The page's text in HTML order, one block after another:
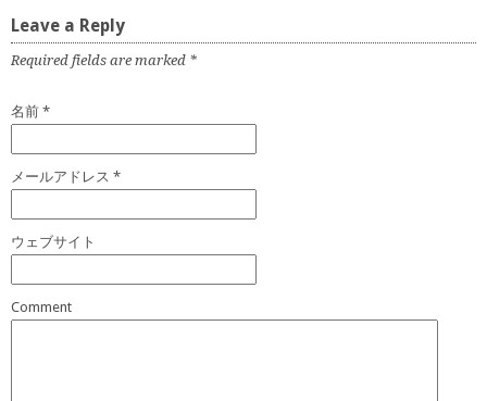
Leave a Reply
Required fields are marked *
名前 *
メールアドレス *
ウェブサイト
Comment